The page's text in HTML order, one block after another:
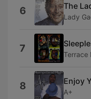
6 The
Lady
7 Terrace
8 Enjoy
A+